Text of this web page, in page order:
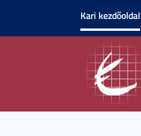
Kari kezdőoldal